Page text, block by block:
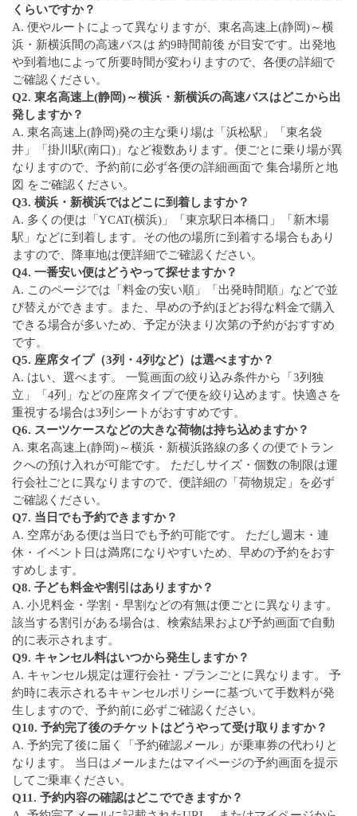
くらいですか？
A. 便やルートによって異なりますが、東名高速上(静岡)～横
浜・新横浜間の高速バスは 約9時間前後 が目安です。出発地
や到着地によって所要時間が変わりますので、各便の詳細で
ご確認ください。
Q2. 東名高速上(静岡)～横浜・新横浜の高速バスはどこから出
発しますか？
A. 東名高速上(静岡)発の主な乗り場は「浜松駅」「東名袋
井」「掛川駅(南口)」など複数あります。便ごとに乗り場が異
なりますので、予約前に必ず各便の詳細画面で 集合場所と地
図 をご確認ください。
Q3. 横浜・新横浜ではどこに到着しますか？
A. 多くの便は「YCAT(横浜)」「東京駅日本橋口」「新木場
駅」などに到着します。その他の場所に到着する場合もあり
ますので、降車地は便詳細でご確認ください。
Q4. 一番安い便はどうやって探せますか？
A. このページでは「料金の安い順」「出発時間順」などで並
び替えができます。また、早めの予約ほどお得な料金で購入
できる場合が多いため、予定が決まり次第の予約がおすすめ
です。
Q5. 座席タイプ（3列・4列など）は選べますか？
A. はい、選べます。 一覧画面の絞り込み条件から「3列独
立」「4列」などの座席タイプで便を絞り込めます。快適さを
重視する場合は3列シートがおすすめです。
Q6. スーツケースなどの大きな荷物は持ち込めますか？
A. 東名高速上(静岡)～横浜・新横浜路線の多くの便でトラン
クへの預け入れが可能です。 ただしサイズ・個数の制限は運
行会社ごとに異なりますので、便詳細の「荷物規定」を必ず
ご確認ください。
Q7. 当日でも予約できますか？
A. 空席がある便は当日でも予約可能です。 ただし週末・連
休・イベント日は満席になりやすいため、早めの予約をおす
すめします。
Q8. 子ども料金や割引はありますか？
A. 小児料金・学割・早割などの有無は便ごとに異なります。
該当する割引がある場合は、検索結果および予約画面で自動
的に表示されます。
Q9. キャンセル料はいつから発生しますか？
A. キャンセル規定は運行会社・プランごとに異なります。 予
約時に表示されるキャンセルポリシーに基づいて手数料が発
生しますので、予約前に必ずご確認ください。
Q10. 予約完了後のチケットはどうやって受け取りますか？
A. 予約完了後に届く「予約確認メール」が乗車券の代わりと
なります。 当日はメールまたはマイページの予約画面を提示
してご乗車ください。
Q11. 予約内容の確認はどこでできますか？